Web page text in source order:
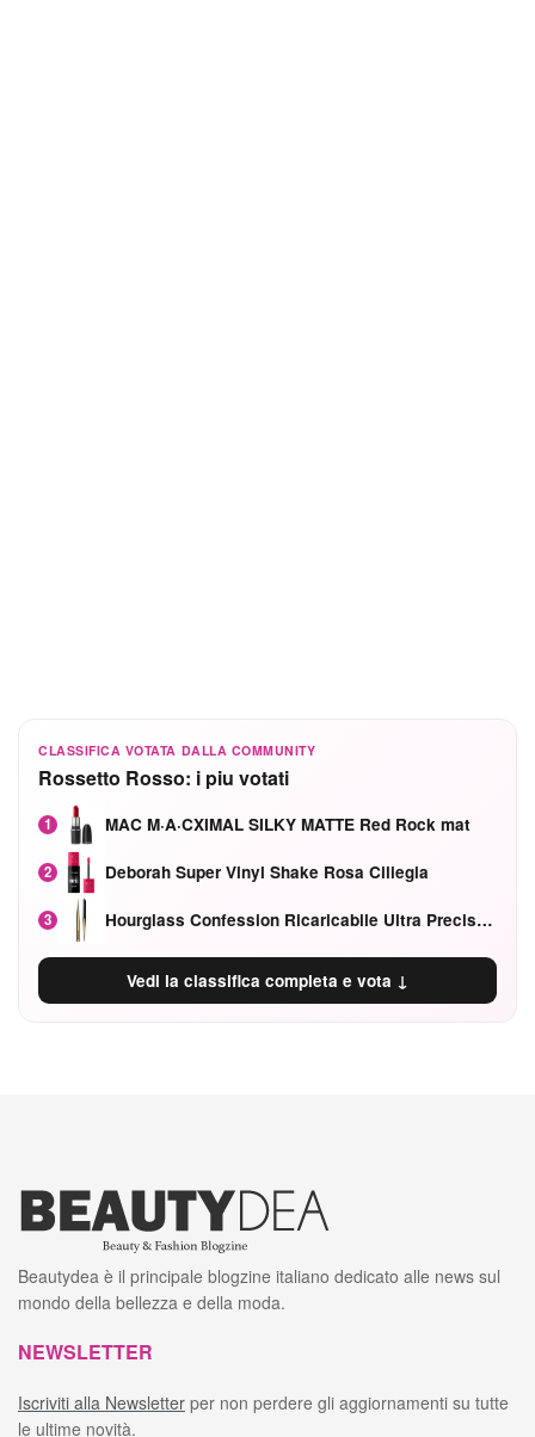
CLASSIFICA VOTATA DALLA COMMUNITY
Rossetto Rosso: i piu votati
1 MAC M·A·CXIMAL SILKY MATTE Red Rock mat
2 Deborah Super Vinyl Shake Rosa Ciliegia
3 Hourglass Confession Ricaricabile Ultra Preciso Ad Alta Intensità Secretly Classic Red
Vedi la classifica completa e vota ↓
Beautydea è il principale blogzine italiano dedicato alle news sul
mondo della bellezza e della moda.
NEWSLETTER
Iscriviti alla Newsletter per non perdere gli aggiornamenti su tutte
le ultime novità.